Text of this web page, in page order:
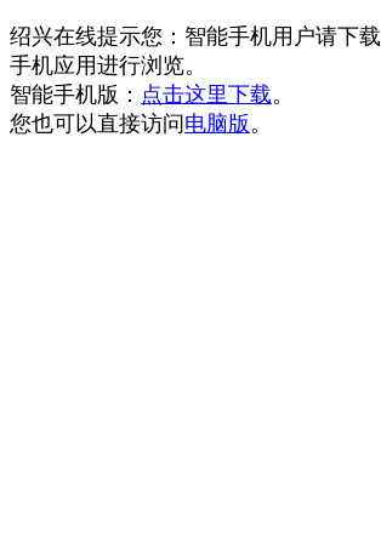
绍兴在线提示您：智能手机用户请下载
手机应用进行浏览。
智能手机版： 点击这里下载。
您也可以直接访问 电脑版。